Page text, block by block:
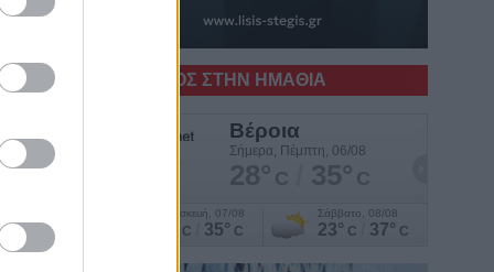
Ο ΚΑΙΡΟΣ ΣΤΗΝ ΗΜΑΘΙΑ